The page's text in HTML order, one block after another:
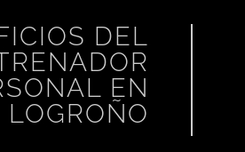
DEL
EN
LOGROÑO